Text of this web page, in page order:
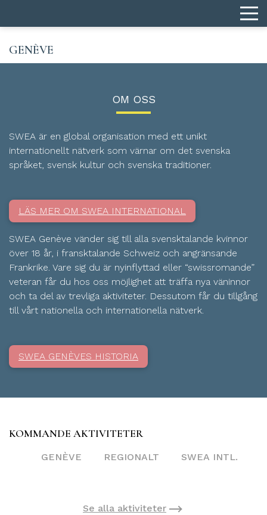
GENÈVE
OM OSS
SWEA är en global organisation med ett unikt
internationellt nätverk som värnar om det svenska
språket, svensk kultur och svenska traditioner.
LÄS MER OM SWEA INTERNATIONAL
SWEA Genève vänder sig till alla svensktalande kvinnor
över 18 år, i fransktalande Schweiz och angränsande
Frankrike. Vare sig du är nyinflyttad eller “swissromande”
veteran får du hos oss möjlighet att träffa nya väninnor
och ta del av trevliga aktiviteter. Dessutom får du tillgång
till vårt nationella och internationella nätverk.
SWEA GENÈVES HISTORIA
KOMMANDE AKTIVITETER
GENÈVE REGIONALT SWEA INTL.
Se alla aktiviteter